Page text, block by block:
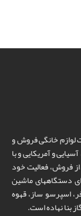
در زمینه تعمیرات لوازم خانگی فروش و
و آمریکایی و با
فروش، فعالیت خود
دستگاههای ماشین
اسپرسو ساز، قهوه
بنا نهاده است.